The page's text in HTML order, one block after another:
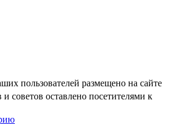
пользователей размещено на сайте
советов оставлено посетителями к